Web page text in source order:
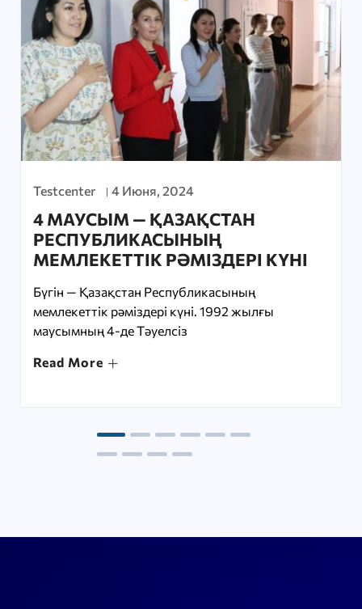
Testcenter 4 Июня, 2024
4 МАУСЫМ — ҚАЗАҚСТАН
РЕСПУБЛИКАСЫНЫҢ
МЕМЛЕКЕТТІК РӘМІЗДЕРІ КҮНІ
Бүгін — Қазақстан Республикасының
мемлекеттік рәміздері күні. 1992 жылғы
маусымның 4-де Тәуелсіз
Read More